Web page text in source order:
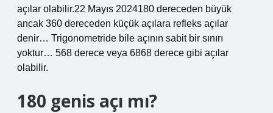
açılar olabilir.22 Mayıs 2024180 dereceden büyük
ancak 360 dereceden küçük açılara refleks açılar
denir… Trigonometride bile açının sabit bir sınırı
yoktur… 568 derece veya 6868 derece gibi açılar
olabilir.
180 genis açı mı?